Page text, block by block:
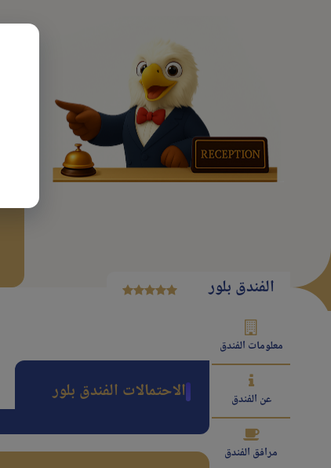
الفندق بلور
معلومات الفندق
عن الفندق
مرافق الفندق
الاحتمالات الفندق بلور